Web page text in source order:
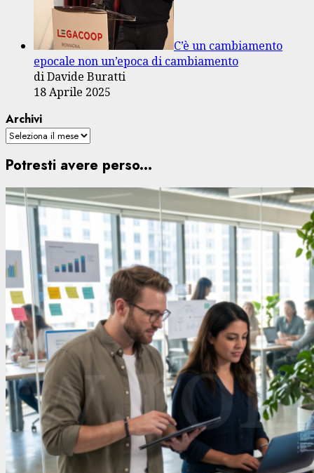
C’è un cambiamento
epocale non un’epoca di cambiamento
di Davide Buratti
18 Aprile 2025
Archivi
Potresti avere perso...